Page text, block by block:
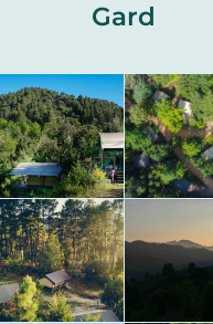
Gard